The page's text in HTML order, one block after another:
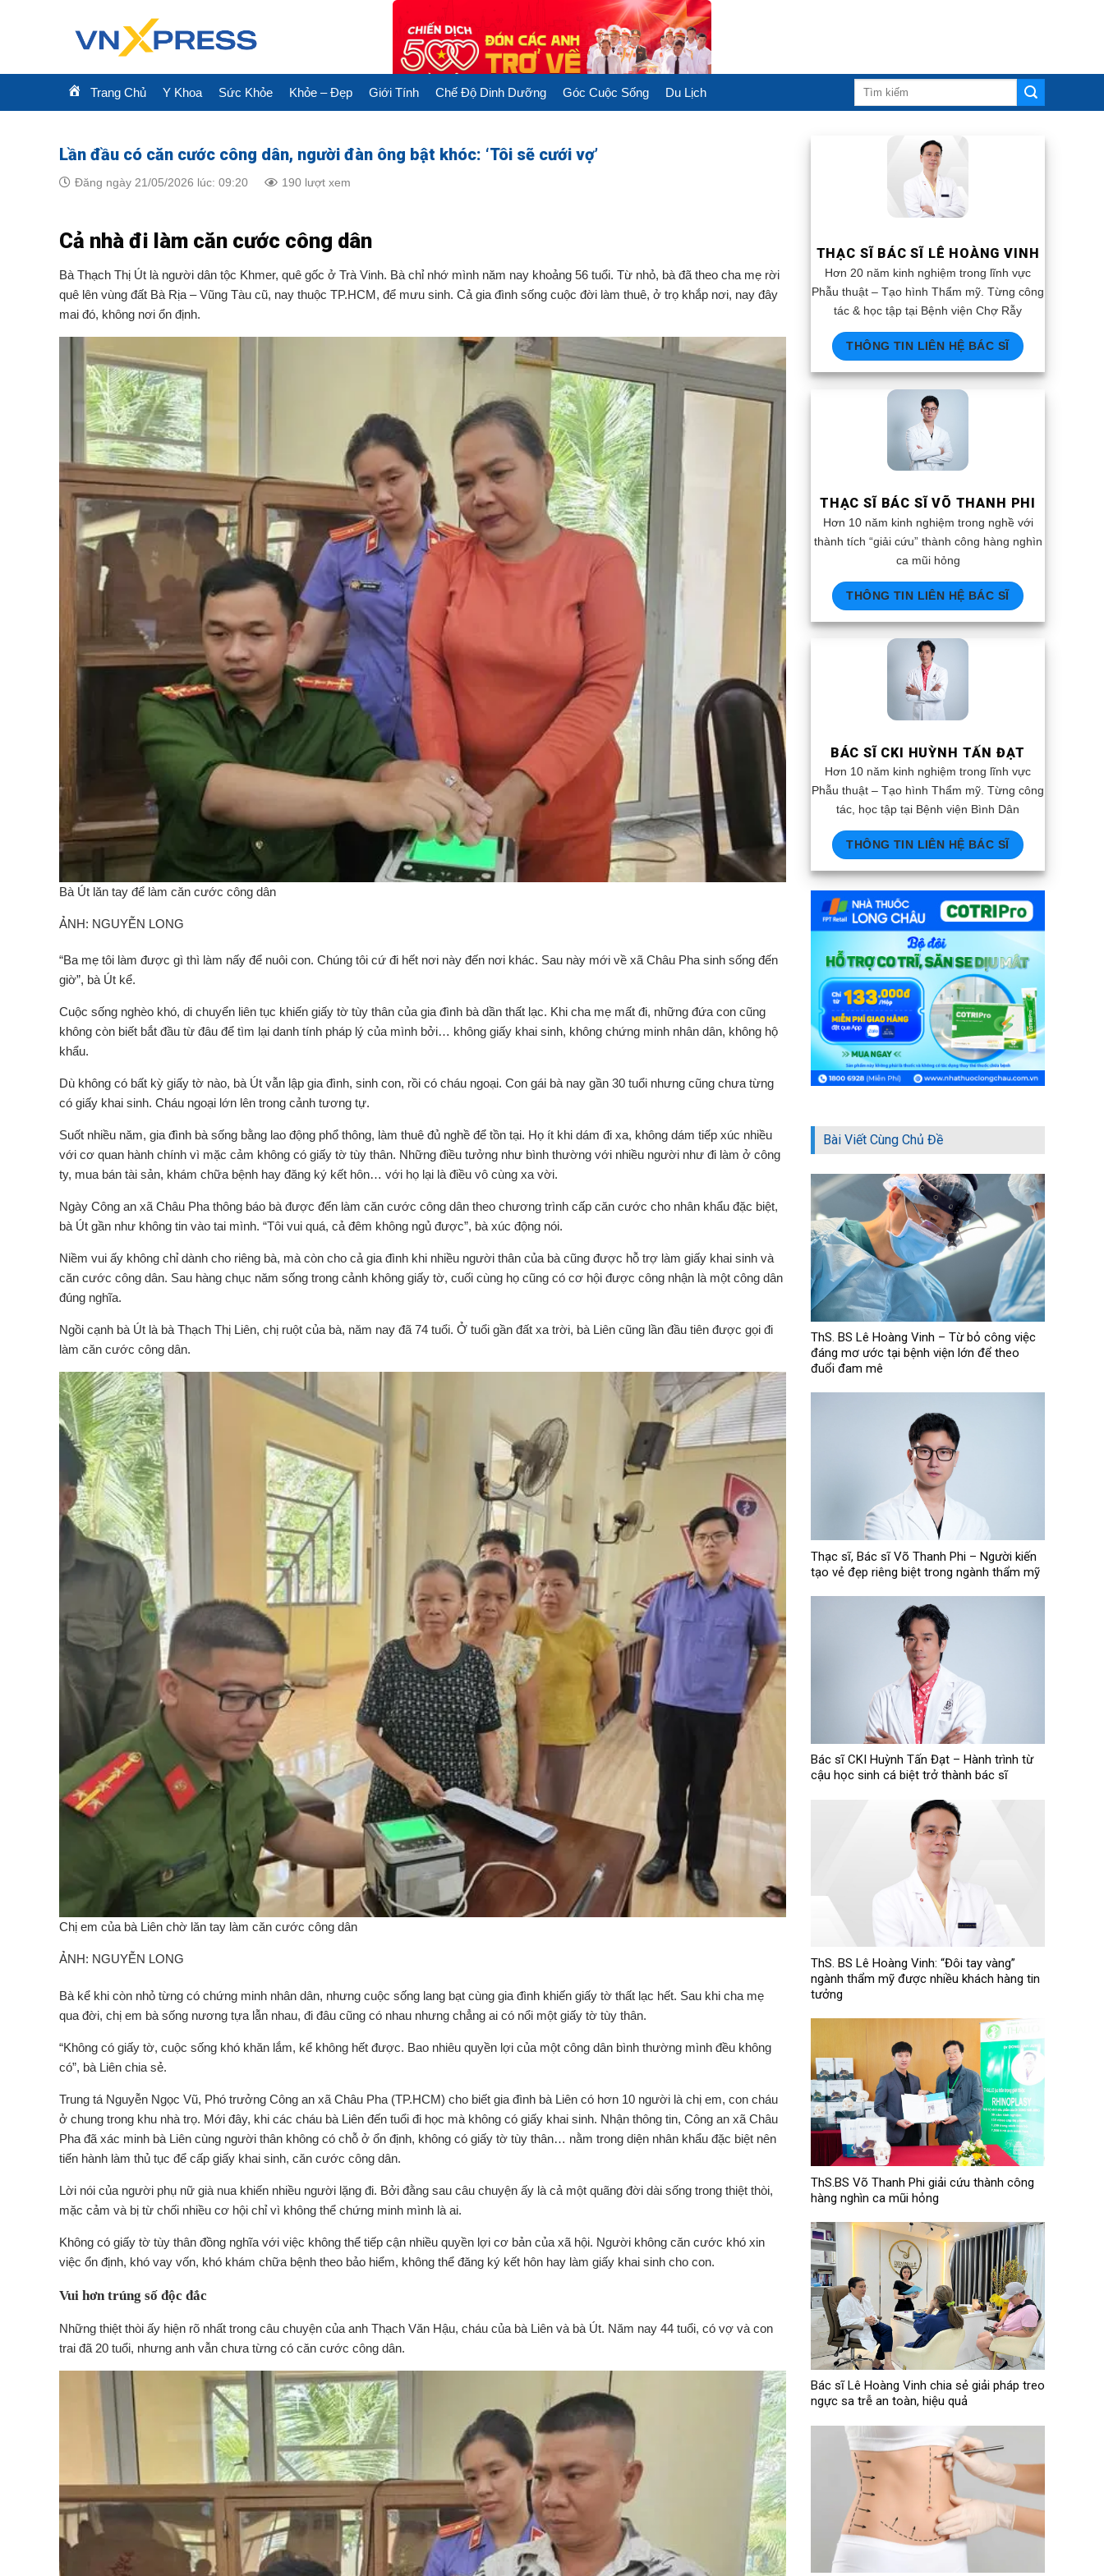
Trang Chủ Y Khoa Sức Khỏe Khỏe – Đẹp Giới Tính Chế Độ Dinh Dưỡng Góc Cuộc Sống Du Lịch
Lần đầu có căn cước công dân, người đàn ông bật khóc: ‘Tôi sẽ cưới vợ’
Đăng ngày 21/05/2026 lúc: 09:20 190 lượt xem
Cả nhà đi làm căn cước công dân
Bà Thạch Thị Út là người dân tộc Khmer, quê gốc ở Trà Vinh. Bà chỉ nhớ mình năm nay khoảng 56 tuổi. Từ nhỏ, bà đã theo cha mẹ rời
quê lên vùng đất Bà Rịa – Vũng Tàu cũ, nay thuộc TP.HCM, để mưu sinh. Cả gia đình sống cuộc đời làm thuê, ở trọ khắp nơi, nay đây
mai đó, không nơi ổn định.
Bà Út lăn tay để làm căn cước công dân
ẢNH: NGUYỄN LONG
“Ba mẹ tôi làm được gì thì làm nấy để nuôi con. Chúng tôi cứ đi hết nơi này đến nơi khác. Sau này mới về xã Châu Pha sinh sống đến
giờ”, bà Út kể.
Cuộc sống nghèo khó, di chuyển liên tục khiến giấy tờ tùy thân của gia đình bà dần thất lạc. Khi cha mẹ mất đi, những đứa con cũng
không còn biết bắt đầu từ đâu để tìm lại danh tính pháp lý của mình bởi… không giấy khai sinh, không chứng minh nhân dân, không hộ
khẩu.
Dù không có bất kỳ giấy tờ nào, bà Út vẫn lập gia đình, sinh con, rồi có cháu ngoại. Con gái bà nay gần 30 tuổi nhưng cũng chưa từng
có giấy khai sinh. Cháu ngoại lớn lên trong cảnh tương tự.
Suốt nhiều năm, gia đình bà sống bằng lao động phổ thông, làm thuê đủ nghề để tồn tại. Họ ít khi dám đi xa, không dám tiếp xúc nhiều
với cơ quan hành chính vì mặc cảm không có giấy tờ tùy thân. Những điều tưởng như bình thường với nhiều người như đi làm ở công
ty, mua bán tài sản, khám chữa bệnh hay đăng ký kết hôn… với họ lại là điều vô cùng xa vời.
Ngày Công an xã Châu Pha thông báo bà được đến làm căn cước công dân theo chương trình cấp căn cước cho nhân khẩu đặc biệt,
bà Út gần như không tin vào tai mình. “Tôi vui quá, cả đêm không ngủ được”, bà xúc động nói.
Niềm vui ấy không chỉ dành cho riêng bà, mà còn cho cả gia đình khi nhiều người thân của bà cũng được hỗ trợ làm giấy khai sinh và
căn cước công dân. Sau hàng chục năm sống trong cảnh không giấy tờ, cuối cùng họ cũng có cơ hội được công nhận là một công dân
đúng nghĩa.
Ngồi cạnh bà Út là bà Thạch Thị Liên, chị ruột của bà, năm nay đã 74 tuổi. Ở tuổi gần đất xa trời, bà Liên cũng lần đầu tiên được gọi đi
làm căn cước công dân.
Chị em của bà Liên chờ lăn tay làm căn cước công dân
ẢNH: NGUYỄN LONG
Bà kể khi còn nhỏ từng có chứng minh nhân dân, nhưng cuộc sống lang bạt cùng gia đình khiến giấy tờ thất lạc hết. Sau khi cha mẹ
qua đời, chị em bà sống nương tựa lẫn nhau, đi đâu cũng có nhau nhưng chẳng ai có nổi một giấy tờ tùy thân.
“Không có giấy tờ, cuộc sống khó khăn lắm, kể không hết được. Bao nhiêu quyền lợi của một công dân bình thường mình đều không
có”, bà Liên chia sẻ.
Trung tá Nguyễn Ngọc Vũ, Phó trưởng Công an xã Châu Pha (TP.HCM) cho biết gia đình bà Liên có hơn 10 người là chị em, con cháu
ở chung trong khu nhà trọ. Mới đây, khi các cháu bà Liên đến tuổi đi học mà không có giấy khai sinh. Nhận thông tin, Công an xã Châu
Pha đã xác minh bà Liên cùng người thân không có chỗ ở ổn định, không có giấy tờ tùy thân… nằm trong diện nhân khẩu đặc biệt nên
tiến hành làm thủ tục để cấp giấy khai sinh, căn cước công dân.
Lời nói của người phụ nữ già nua khiến nhiều người lặng đi. Bởi đằng sau câu chuyện ấy là cả một quãng đời dài sống trong thiệt thòi,
mặc cảm và bị từ chối nhiều cơ hội chỉ vì không thể chứng minh mình là ai.
Không có giấy tờ tùy thân đồng nghĩa với việc không thể tiếp cận nhiều quyền lợi cơ bản của xã hội. Người không căn cước khó xin
việc ổn định, khó vay vốn, khó khám chữa bệnh theo bảo hiểm, không thể đăng ký kết hôn hay làm giấy khai sinh cho con.
Vui hơn trúng số độc đắc
Những thiệt thòi ấy hiện rõ nhất trong câu chuyện của anh Thạch Văn Hậu, cháu của bà Liên và bà Út. Năm nay 44 tuổi, có vợ và con
trai đã 20 tuổi, nhưng anh vẫn chưa từng có căn cước công dân.
THẠC SĨ BÁC SĨ LÊ HOÀNG VINH
Hơn 20 năm kinh nghiệm trong lĩnh vực
Phẫu thuật – Tạo hình Thẩm mỹ. Từng công
tác & học tập tại Bệnh viện Chợ Rẫy
THÔNG TIN LIÊN HỆ BÁC SĨ
THẠC SĨ BÁC SĨ VÕ THANH PHI
Hơn 10 năm kinh nghiệm trong nghề với
thành tích “giải cứu” thành công hàng nghìn
ca mũi hỏng
THÔNG TIN LIÊN HỆ BÁC SĨ
BÁC SĨ CKI HUỲNH TẤN ĐẠT
Hơn 10 năm kinh nghiệm trong lĩnh vực
Phẫu thuật – Tạo hình Thẩm mỹ. Từng công
tác, học tập tại Bệnh viện Bình Dân
THÔNG TIN LIÊN HỆ BÁC SĨ
Bài Viết Cùng Chủ Đề
ThS. BS Lê Hoàng Vinh – Từ bỏ công việc
đáng mơ ước tại bệnh viện lớn để theo
đuổi đam mê
Thạc sĩ, Bác sĩ Võ Thanh Phi – Người kiến
tạo vẻ đẹp riêng biệt trong ngành thẩm mỹ
Bác sĩ CKI Huỳnh Tấn Đạt – Hành trình từ
cậu học sinh cá biệt trở thành bác sĩ
ThS. BS Lê Hoàng Vinh: “Đôi tay vàng”
ngành thẩm mỹ được nhiều khách hàng tin
tưởng
ThS.BS Võ Thanh Phi giải cứu thành công
hàng nghìn ca mũi hỏng
Bác sĩ Lê Hoàng Vinh chia sẻ giải pháp treo
ngực sa trễ an toàn, hiệu quả